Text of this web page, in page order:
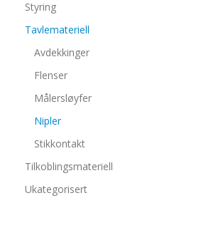
Styring
Tavlemateriell
Avdekkinger
Flenser
Målersløyfer
Nipler
Stikkontakt
Tilkoblingsmateriell
Ukategorisert